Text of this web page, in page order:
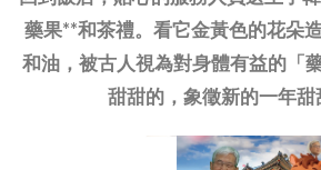
藥果**和茶禮。看它金黃色的花朵
和油，被古人視為對身體有益的「
甜甜的，象徵新的一年甜